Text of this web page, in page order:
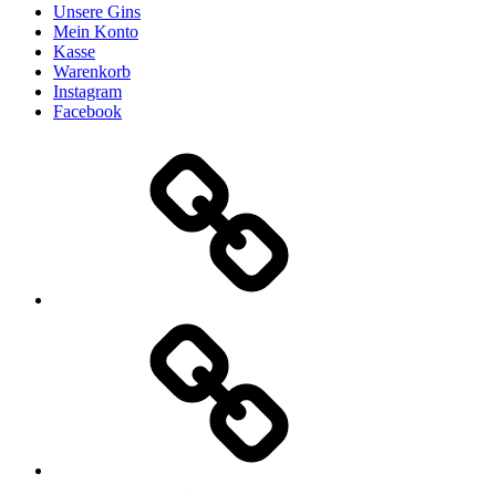
Unsere Gins
Mein Konto
Kasse
Warenkorb
Instagram
Facebook